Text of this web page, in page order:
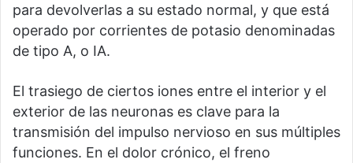
para devolverlas a su estado normal, y que está
operado por corrientes de potasio denominadas
de tipo A, o IA.
El trasiego de ciertos iones entre el interior y el
exterior de las neuronas es clave para la
transmisión del impulso nervioso en sus múltiples
funciones. En el dolor crónico, el freno